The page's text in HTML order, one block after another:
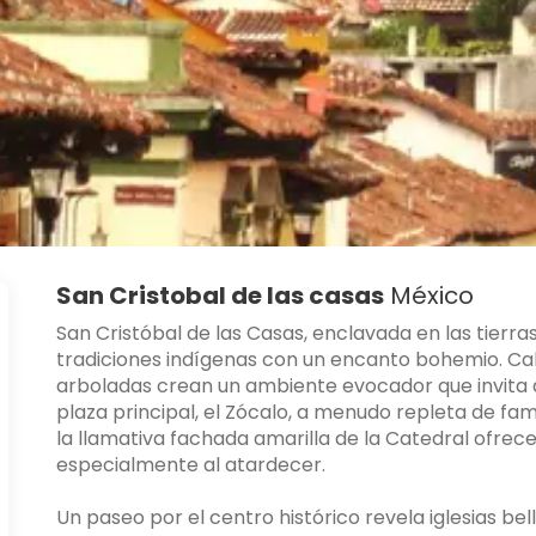
San Cristobal de las casasMéxico
San Cristóbal de las Casas, enclavada en las
tradiciones indígenas con un encanto bohemio.
arboladas crean un ambiente evocador que
plaza principal, el Zócalo, a menudo repleta de
la llamativa fachada amarilla de la Catedral
especialmente al atardecer.
Un paseo por el centro histórico revela iglesias